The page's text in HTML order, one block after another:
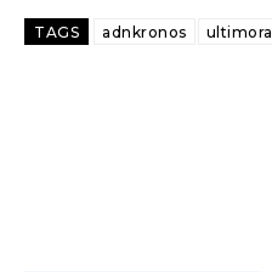
TAGS adnkronos ultimora